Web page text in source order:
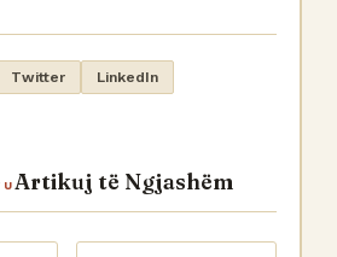
Twitter
LinkedIn
Artikuj të Ngjashëm